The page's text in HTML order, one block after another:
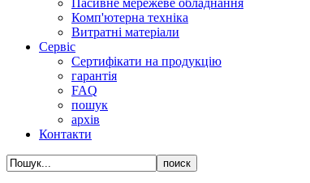
Комп'ютерна техніка
Витратні матеріали
Сервіс
Сертифікати на продукцію
гарантія
FAQ
пошук
архів
Контакти